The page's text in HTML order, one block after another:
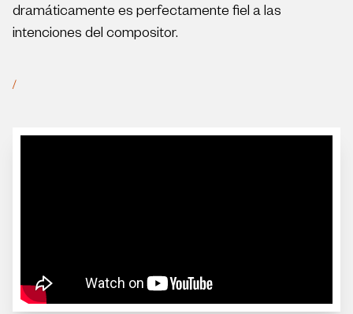
/
dramáticamente es perfectamente fiel a las
intenciones del compositor.